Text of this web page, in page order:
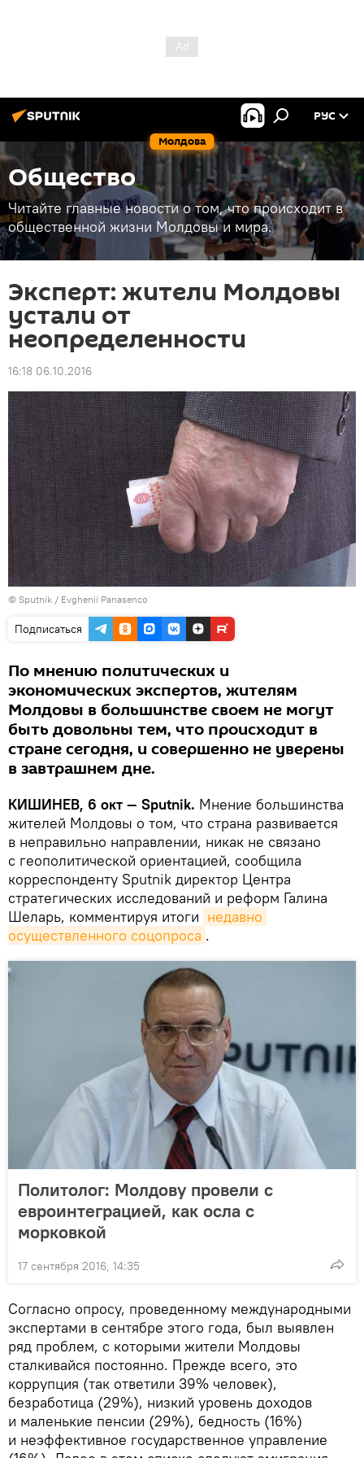
Молдова
РУС
Общество
Читайте главные новости о том, что происходит в
общественной жизни Молдовы и мира.
Эксперт: жители Молдовы
устали от
неопределенности
16:18 06.10.2016
© Sputnik / Evghenii Panasenco
Подписаться
По мнению политических и
экономических экспертов, жителям
Молдовы в большинстве своем не могут
быть довольны тем, что происходит в
стране сегодня, и совершенно не уверены
в завтрашнем дне.
КИШИНЕВ, 6 окт — Sputnik. Мнение большинства
жителей Молдовы о том, что страна развивается
в неправильно направлении, никак не связано
с геополитической ориентацией, сообщила
корреспонденту Sputnik директор Центра
стратегических исследований и реформ Галина
Шеларь, комментируя итоги недавно
осуществленного соцопроса .
Политолог: Молдову провели с
евроинтеграцией, как осла с
морковкой
17 сентября 2016, 14:35
Согласно опросу, проведенному международными
экспертами в сентябре этого года, был выявлен
ряд проблем, с которыми жители Молдовы
сталкивайся постоянно. Прежде всего, это
коррупция (так ответили 39% человек),
безработица (29%), низкий уровень доходов
и маленькие пенсии (29%), бедность (16%)
и неэффективное государственное управление